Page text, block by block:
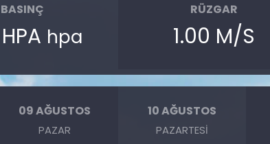
BASINÇ
HPA hpa
RÜZGAR
1.00 M/S
09 AĞUSTOS
PAZAR
10 AĞUSTOS
PAZARTESI